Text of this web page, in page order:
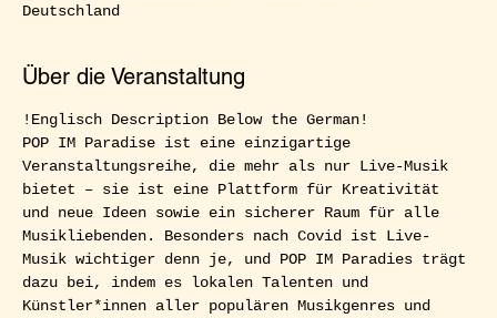
Deutschland
Über die Veranstaltung
!Englisch Description Below the German!
POP IM Paradise ist eine einzigartige
Veranstaltungsreihe, die mehr als nur Live-Musik
bietet – sie ist eine Plattform für Kreativität
und neue Ideen sowie ein sicherer Raum für alle
Musikliebenden. Besonders nach Covid ist Live-
Musik wichtiger denn je, und POP IM Paradies trägt
dazu bei, indem es lokalen Talenten und
Künstler*innen aller populären Musikgenres und